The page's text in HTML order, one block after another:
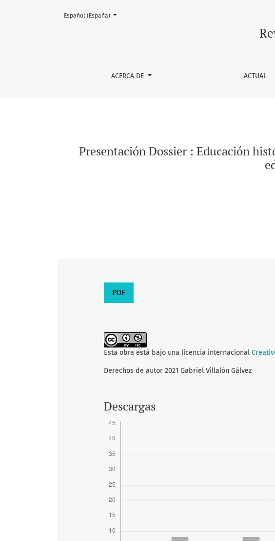
Presentación Dossier : Educación histórica y formación
ACERCA DE ACTUAL
Cambiar el idioma. El actual es:
Español (España)
Presentación Dossier : Educación
PDF
Esta obra está bajo una licencia internacional
Derechos de autor 2021 Gabriel Villalón Gálvez
Descargas